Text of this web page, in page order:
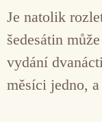
Je natolik
šedesátin
vydání
měsíci jedno,